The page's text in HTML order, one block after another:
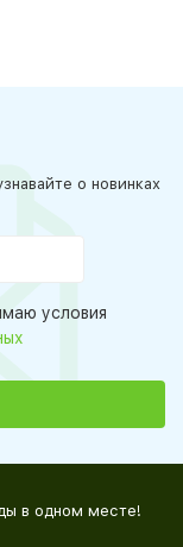
о новинках
условия
в одном месте!